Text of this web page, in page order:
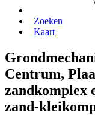
Zoeken
Kaart
Centrum,
zandkomplex
zand-